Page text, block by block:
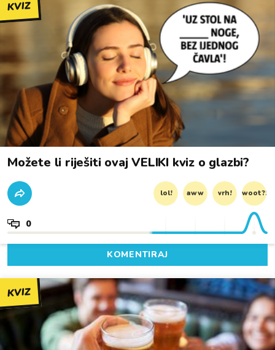
KVIZ
Možete li riješiti ovaj VELIKI kviz o glazbi?
lol! aww vrh! woot?!
0
KOMENTIRAJ
KVIZ